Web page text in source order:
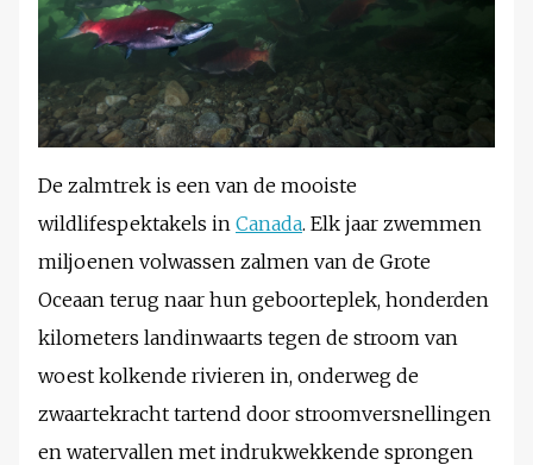
De zalmtrek is een van de mooiste
wildlifespektakels in Canada. Elk jaar zwemmen
miljoenen volwassen zalmen van de Grote
Oceaan terug naar hun geboorteplek, honderden
kilometers landinwaarts tegen de stroom van
woest kolkende rivieren in, onderweg de
zwaartekracht tartend door stroomversnellingen
en watervallen met indrukwekkende sprongen